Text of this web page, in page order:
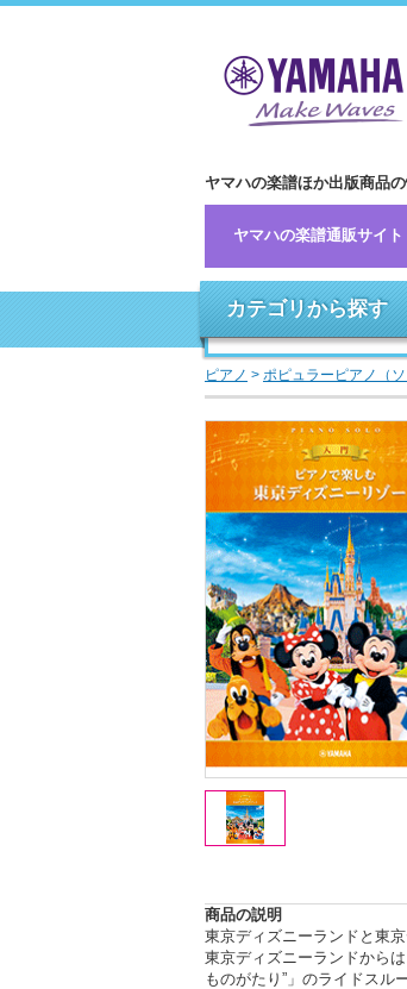
ヤマハの楽譜ほか出版商品の
ヤマハの楽譜通販サイト
カテゴリから探す
ピアノ > ポピュラーピアノ（ソ
商品の説明
東京ディズニーランドと東
東京ディズニーランドから
ものがたり”」のライドス